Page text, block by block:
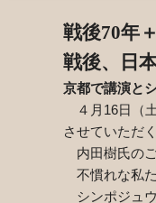
戦後70年
戦後、日
京都で講演と
４月16日（
させていただ
内田樹氏の
不慣れな私
シンポジュ